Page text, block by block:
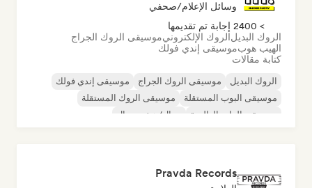
وسائل الإعلام/صحفي
> 2400 إجابة تم تقديمها
الروك البديلالروك الإلكترونيموسيقى الروك الجراج
الهيب هوبموسيقى إندي فولك
كتابة مقالات
الروك البديل موسيقى الروك الجراج
موسيقى إندي فولك
موسيقى البوب المستقلة
موسيقى الروك المستقلة
موسيقى الراب العالمية
ميتال/هيفي ميتال
Pravda Records